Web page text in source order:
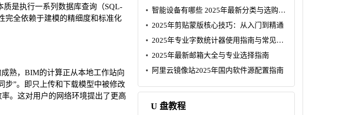
质是执行一系列数据库查询（SQL-
完全依赖于建模的精细度和标准化
成熟，BIM的计算正从本地工作站向
步”。即只上传和下载模型中被修改
。这对用户的网络环境提出了更高
智能设备有哪些 2025年最新分类与选购指
2025年剪贴蒙版核心技巧：从入门到精通
2025年最新邮箱大全与专业选择指南
阿里云镜像站2025年国内软件源配置指南
U 盘教程